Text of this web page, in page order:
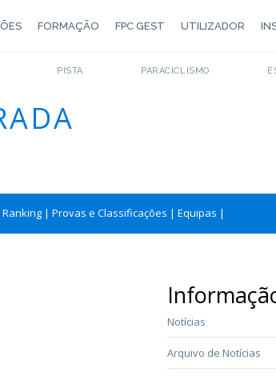
FORMAÇÃO FPC GEST UTILIZADOR
PISTA PARACICLISMO
Ranking | Provas e Classificações | Equipas |
Notícias
Arquivo de Notícias